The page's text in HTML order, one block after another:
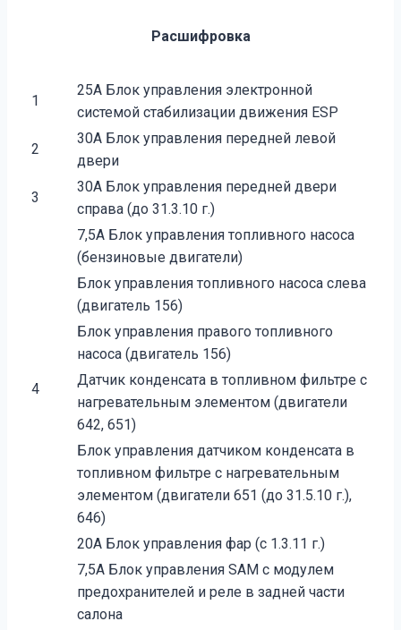
Расшифровка
1
25A Блок управления электронной
системой стабилизации движения ESP
2
30A Блок управления передней левой
двери
3
30A Блок управления передней двери
справа (до 31.3.10 г.)
4
7,5A Блок управления топливного насоса
(бензиновые двигатели)
Блок управления топливного насоса слева
(двигатель 156)
Блок управления правого топливного
насоса (двигатель 156)
Датчик конденсата в топливном фильтре с
нагревательным элементом (двигатели
642, 651)
Блок управления датчиком конденсата в
топливном фильтре с нагревательным
элементом (двигатели 651 (до 31.5.10 г.),
646)
20A Блок управления фар (с 1.3.11 г.)
7,5A Блок управления SAM с модулем
предохранителей и реле в задней части
салона